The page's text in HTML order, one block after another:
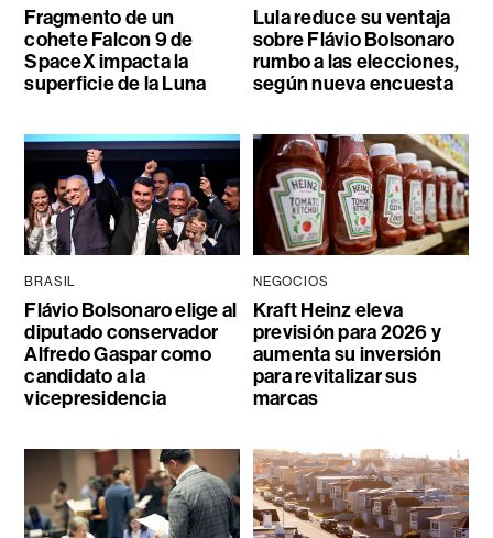
Fragmento de un
cohete Falcon 9 de
SpaceX impacta la
superficie de la Luna
Lula reduce su ventaja
sobre Flávio Bolsonaro
rumbo a las elecciones,
según nueva encuesta
BRASIL
Flávio Bolsonaro elige al
diputado conservador
Alfredo Gaspar como
candidato a la
vicepresidencia
NEGOCIOS
Kraft Heinz eleva
previsión para 2026 y
aumenta su inversión
para revitalizar sus
marcas